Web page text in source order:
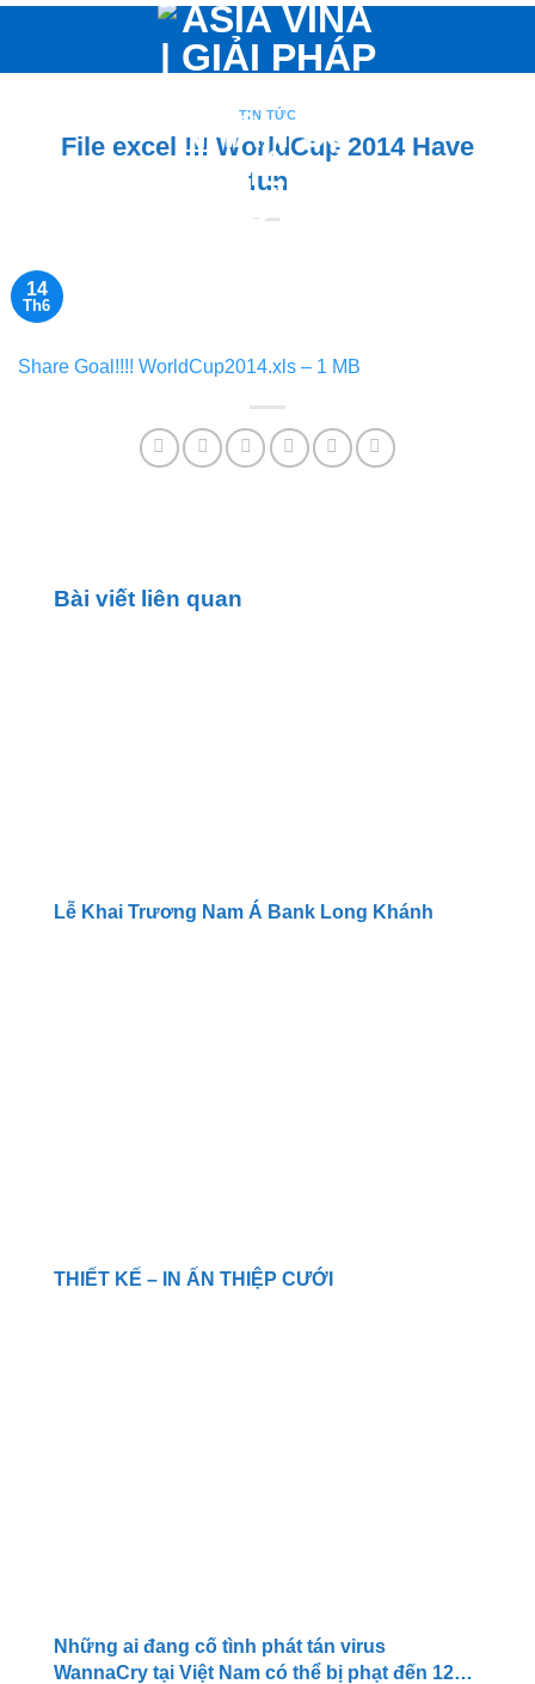
nội
TIN TỨC
File excel !!! WorldCup 2014 Have
fun
14
Th6
Share Goal!!!! WorldCup2014.xls – 1 MB
Bài viết liên quan
Lễ Khai Trương Nam Á Bank Long Khánh
THIẾT KẾ – IN ẤN THIỆP CƯỚI
Những ai đang cố tình phát tán virus
WannaCry tại Việt Nam có thể bị phạt đến 12